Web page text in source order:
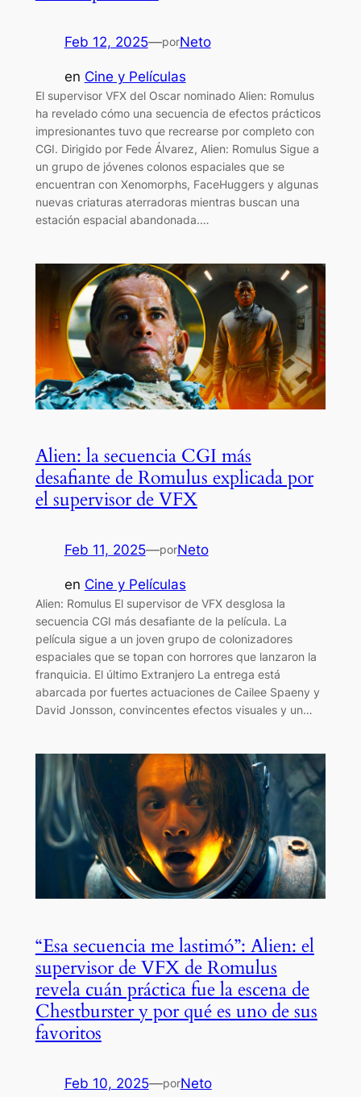
Feb 12, 2025—porNeto
en Cine y Películas
El supervisor VFX del Oscar nominado Alien: Romulus
ha revelado cómo una secuencia de efectos prácticos
impresionantes tuvo que recrearse por completo con
CGI. Dirigido por Fede Álvarez, Alien: Romulus Sigue a
un grupo de jóvenes colonos espaciales que se
encuentran con Xenomorphs, FaceHuggers y algunas
nuevas criaturas aterradoras mientras buscan una
estación espacial abandonada.…
Alien: la secuencia CGI más
desafiante de Romulus explicada por
el supervisor de VFX
Feb 11, 2025—porNeto
en Cine y Películas
Alien: Romulus El supervisor de VFX desglosa la
secuencia CGI más desafiante de la película. La
película sigue a un joven grupo de colonizadores
espaciales que se topan con horrores que lanzaron la
franquicia. El último Extranjero La entrega está
abarcada por fuertes actuaciones de Cailee Spaeny y
David Jonsson, convincentes efectos visuales y un…
“Esa secuencia me lastimó”: Alien: el
supervisor de VFX de Romulus
revela cuán práctica fue la escena de
Chestburster y por qué es uno de sus
favoritos
Feb 10, 2025—porNeto